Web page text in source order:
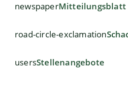
newspaperMitteilungsblatt
road-circle-exclamation
usersStellenangebote